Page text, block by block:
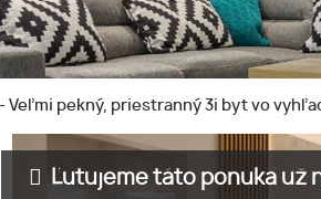
- Veľmi pekný, priestranný 3i byt vo
Ľutujeme táto ponuka už